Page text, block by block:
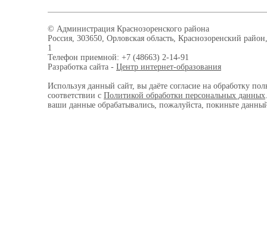
© Администрация Краснозоренского района
Россия, 303650, Орловская область, Краснозоренский
1
Телефон приемной: +7 (48663) 2-14-91
Разработка сайта - Центр интернет-образования
Используя данный сайт, вы даёте согласие на обработку
соответствии с Политикой обработки персональных данных
ваши данные обрабатывались, пожалуйста, покиньте